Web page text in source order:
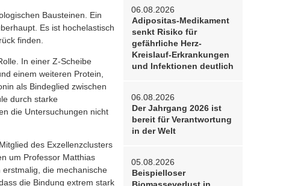
Bausteinen. Ein
Es ist hochelastisch
finden.
In einer Z-Scheibe
einem weiteren Protein,
als Bindeglied zwischen
durch starke
die Untersuchungen nicht
des Exzellenzclusters
um Professor Matthias
die mechanische
die Bindung extrem stark
06.08.2026
Adipositas-Medikament
senkt Risiko für
gefährliche Herz-
Kreislauf-Erkrankungen
und Infektionen deutlich
06.08.2026
Der Jahrgang 2026 ist
bereit für Verantwortung
in der Welt
05.08.2026
Beispielloser